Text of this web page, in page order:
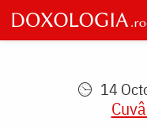
Skip
to
main
14